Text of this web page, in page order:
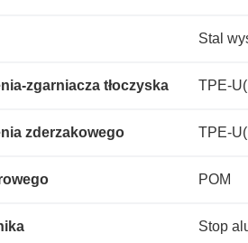
Stal
zgarniacza tłoczyska TPE-
zderzakowego TPE-
POM
Stop